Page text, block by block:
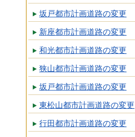
坂戸都市計画道路の変更
新座都市計画道路の変更
和光都市計画道路の変更
狭山都市計画道路の変更
坂戸都市計画道路の変更
東松山都市計画道路の変更
行田都市計画道路の変更